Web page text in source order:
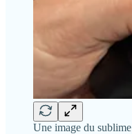
Une image du sublime